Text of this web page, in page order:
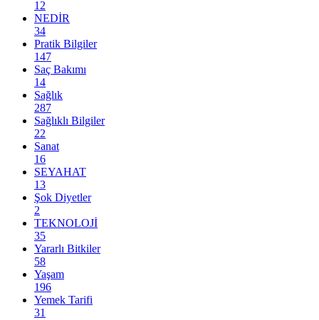
12
NEDİR
34
Pratik Bilgiler
147
Saç Bakımı
14
Sağlık
287
Sağlıklı Bilgiler
22
Sanat
16
SEYAHAT
13
Şok Diyetler
2
TEKNOLOJİ
35
Yararlı Bitkiler
58
Yaşam
196
Yemek Tarifi
31